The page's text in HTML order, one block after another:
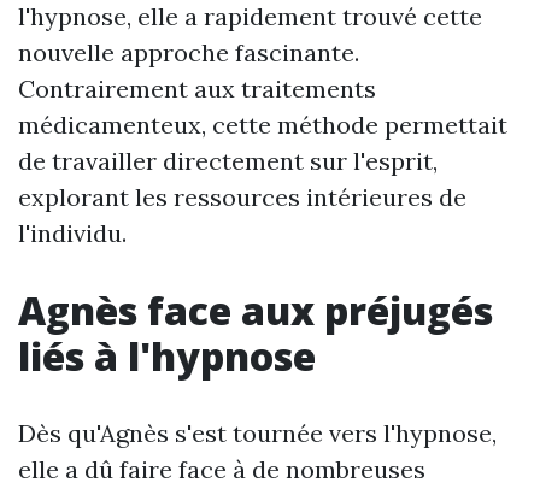
l'hypnose, elle a rapidement trouvé cette
nouvelle approche fascinante.
Contrairement aux traitements
médicamenteux, cette méthode permettait
de travailler directement sur l'esprit,
explorant les ressources intérieures de
l'individu.
Agnès face aux préjugés
liés à l'hypnose
Dès qu'Agnès s'est tournée vers l'hypnose,
elle a dû faire face à de nombreuses